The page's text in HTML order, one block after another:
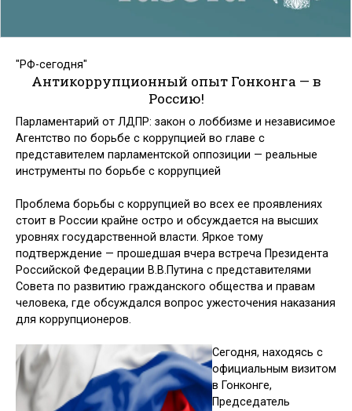
"РФ-сегодня"
Антикоррупционный опыт Гонконга — в
Россию!
Парламентарий от ЛДПР: закон о лоббизме и независимое
Агентство по борьбе с коррупцией во главе с
представителем парламентской оппозиции — реальные
инструменты по борьбе с коррупцией
Проблема борьбы с коррупцией во всех ее проявлениях
стоит в России крайне остро и обсуждается на высших
уровнях государственной власти. Яркое тому
подтверждение — прошедшая вчера встреча Президента
Российской Федерации В.В.Путина с представителями
Совета по развитию гражданского общества и правам
человека, где обсуждался вопрос ужесточения наказания
для коррупционеров.
Сегодня, находясь с
официальным визитом
в Гонконге,
Председатель